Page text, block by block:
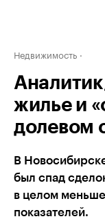
Недвижимость
жилье и
долевом
В
был спад
в целом
показателей.